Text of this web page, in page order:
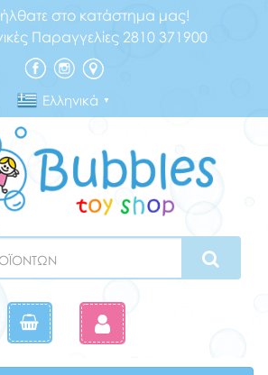
στο κατάστημα μας!
Παραγγελίες 2810 371900
Ελληνικά ▼